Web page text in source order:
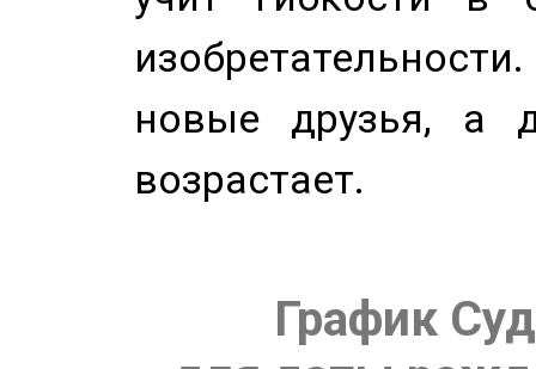
новые друзья, а
возрастает.
График